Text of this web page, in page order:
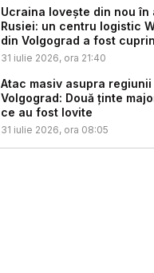
Ucraina lovește din nou în
Rusiei: un centru logistic
din Volgograd a fost
...
31 iulie 2026, ora 21:40
Atac masiv asupra regiunii
Volgograd: Două ținte
ce au fost lovite
31 iulie 2026, ora 08:05